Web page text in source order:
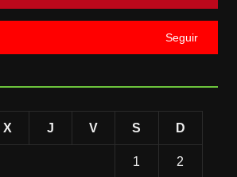
Seguir
X J V S D
1 2